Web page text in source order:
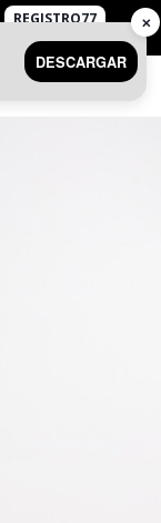
REGISTRO77
DESCARGAR
✕